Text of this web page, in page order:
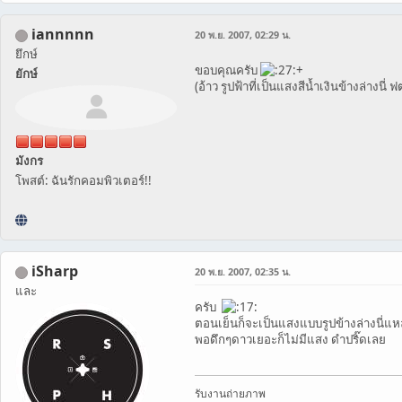
iannnnn
ยึกษ์
ยักษ์
มังกร
โพสต์: ฉันรักคอมพิวเตอร์!!
20 พ.ย. 2007, 02:29 น.
ขอบคุณครับ
+
(อ้าว รูปฟ้าที่เป็นแสงสีน้ำเงินข้างล่างนี่ ฟ
iSharp
และ
20 พ.ย. 2007, 02:35 น.
ครับ
ตอนเย็นก็จะเป็นแสงแบบรูปข้างล่างนี่แ
พอดึกๆดาวเยอะก็ไม่มีแสง ดำปริ๊ดเลย
รับงานถ่ายภาพ